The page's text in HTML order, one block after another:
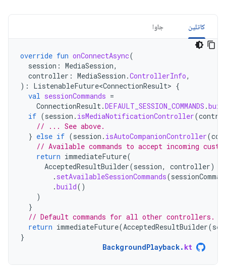
کاتلین جاوا
override fun onConnectAsync(
session : MediaSession,
controller : MediaSession .ControllerInfo,
):
ListenableFuture<ConnectionResult> {
val sessionCommands =
ConnectionResult.DEFAULT_SESSION_COMMANDS .
if (session . isMediaNotificationController(
// ... See above.
} else if (session . isAutoCompanionController(
// Available commands to accept incoming
return immediateFuture(
AcceptedResultBuilder(session, controller)
. setAvailableSessionCommands(
.build()
)
}
// Default commands for all other controllers.
return immediateFuture(AcceptedResultBuilder(
}
BackgroundPlayback. kt